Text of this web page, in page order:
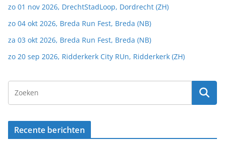
zo 01 nov 2026, DrechtStadLoop, Dordrecht (ZH)
zo 04 okt 2026, Breda Run Fest, Breda (NB)
za 03 okt 2026, Breda Run Fest, Breda (NB)
zo 20 sep 2026, Ridderkerk City RUn, Ridderkerk (ZH)
Recente berichten